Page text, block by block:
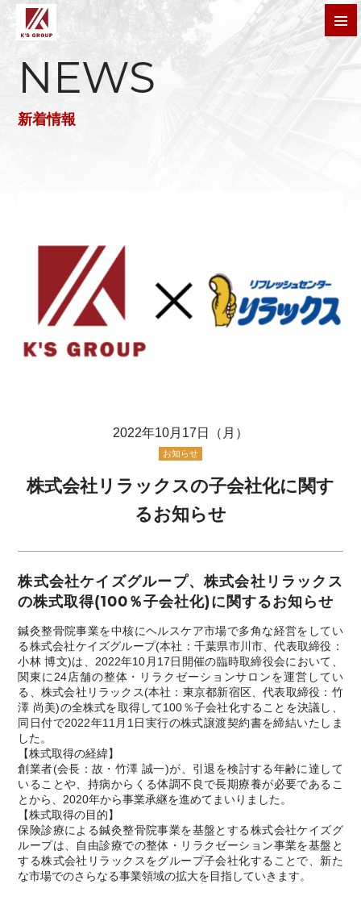
t
o
g
株式会社ケイズグループ
NEWS
新着情報
2022年10月17日（月）
お知らせ
株式会社リラックスの⼦会社化に関す
るお知らせ
株式会社ケイズグループ、株式会社リラックス
の株式取得(100％⼦会社化)に関するお知らせ
鍼灸整⾻院事業を中核にヘルスケア市場で多⾓な経営をしてい
る株式会社ケイズグループ(本社：千葉県市川市、代表取締役：
⼩林 博⽂)は、2022年10⽉17⽇開催の臨時取締役会において、
関東に24店舗の整体・リラクゼーションサロンを運営してい
る、株式会社リラックス(本社：東京都新宿区、代表取締役：⽵
澤 尚美)の全株式を取得して100％⼦会社化することを決議し、
同⽇付で2022年11⽉1⽇実⾏の株式譲渡契約書を締結いたしま
した。
【株式取得の経緯】
創業者(会⻑：故・⽵澤 誠⼀)が、引退を検討する年齢に達して
いることや、持病からくる体調不良で⻑期療養が必要であるこ
とから、2020年から事業承継を進めてまいりました。
【株式取得の⽬的】
保険診療による鍼灸整⾻院事業を基盤とする株式会社ケイズグ
ループは、⾃由診療での整体・リラクゼーション事業を基盤と
する株式会社リラックスをグループ⼦会社化することで、新た
な市場でのさらなる事業領域の拡⼤を⽬指していきます。